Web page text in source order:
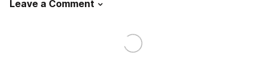
Leave a Comment